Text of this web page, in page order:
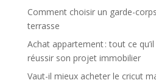
Comment choisir un garde-
terrasse
Achat appartement : tout ce
réussir son projet immobilier
Vaut-il mieux acheter le cricut